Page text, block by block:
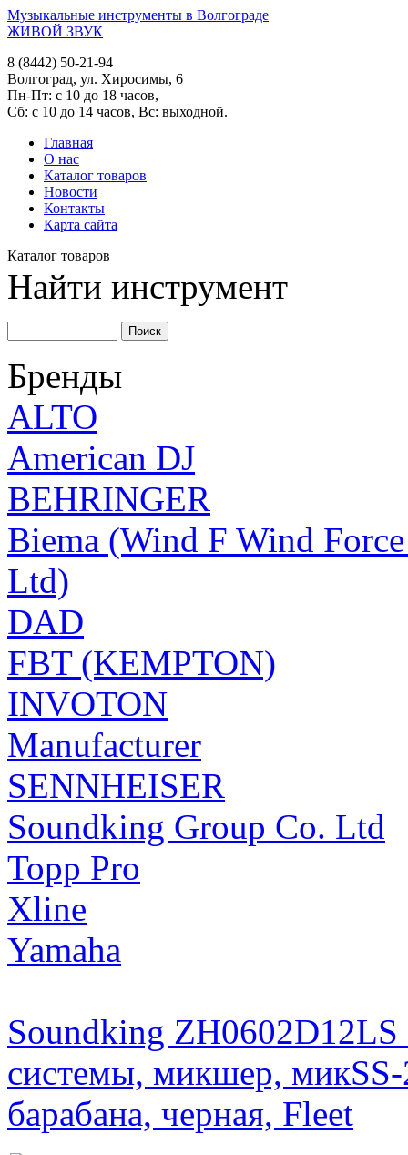
Музыкальные инструменты в Волгограде
ЖИВОЙ ЗВУК
8 (8442) 50-21-94
Волгоград, ул. Хиросимы, 6
Пн-Пт: с 10 до 18 часов,
Сб: с 10 до 14 часов, Вс: выходной.
Главная
О нас
Каталог товаров
Новости
Контакты
Карта сайта
Каталог товаров
Найти инструмент
Бренды
ALTO
American DJ
BEHRINGER
Biema (Wind F Wind
Ltd)
DAD
FBT (KEMPTON)
INVOTON
Manufacturer
SENNHEISER
Soundking Group Co. Ltd
Topp Pro
Xline
Yamaha
Soundking ZH0602D12LS
системы, микшер, мик
барабана, черная, Fleet